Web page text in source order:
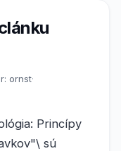
ornst·
Princípy
sú